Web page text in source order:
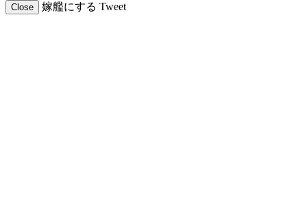
Close 嫁艦にする Tweet